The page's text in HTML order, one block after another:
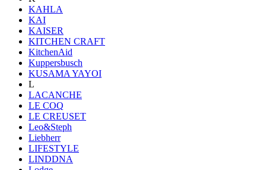
KAHLA
KAI
KAISER
KITCHEN CRAFT
KitchenAid
Kuppersbusch
KUSAMA YAYOI
L
LACANCHE
LE COQ
LE CREUSET
Leo&Steph
Liebherr
LIFESTYLE
LINDDNA